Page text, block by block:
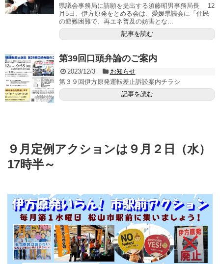
県議会事務局に請願を提出する須藤昭男事務局長 12
月5日、伊方原発をとめる会は、愛媛県議会に「住民
の避難困難で、再エネ普及の妨害とな...
記事を読む
第39回口頭弁論のご案内
2023/12/3
お知らせ
第３９回伊方原発運転差止訴訟案内チラシ
記事を読む
９月定例アクションは９月２日（水）
17時半～